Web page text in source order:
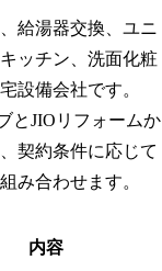
給湯器交換、ユニ
ッチン、洗面化粧
設備会社です。
とJIOリフォームか
契約条件に応じて
み合わせます。
内容